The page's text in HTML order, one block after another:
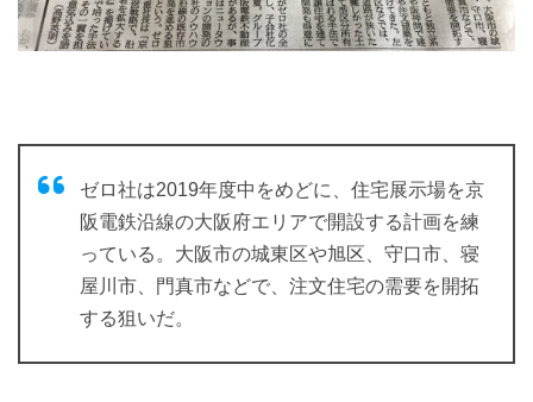
ゼロ社は2019年度中をめどに、住宅展示場を京
阪電鉄沿線の大阪府エリアで開設する計画を練
っている。大阪市の城東区や旭区、守口市、寝
屋川市、門真市などで、注文住宅の需要を開拓
する狙いだ。